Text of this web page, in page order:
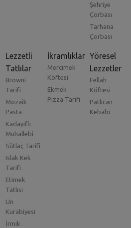
Şehriye
Çorbası
Tarhana
Çorbası
Lezzetli
Tatlılar
Browni
Tarifi
Mozaik
Pasta
Kadayıflı
Muhallebi
Sütlaç Tarifi
Islak Kek
Tarifi
Etimek
Tatlısı
Un
Kurabiyesi
İrmik
İkramlıklar
Mercimek
Köftesi
Ekmek
Pizza Tarifi
Yöresel
Lezzetler
Fellah
Köftesi
Patlıcan
Kebabı